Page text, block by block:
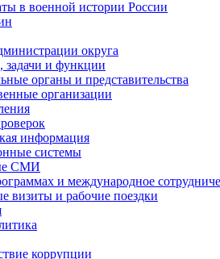
в военной истории России
округа
задачи и функции
органы и представительства
организации
информация
системы
СМИ
и международное
визиты и рабочие поездки
коррупции